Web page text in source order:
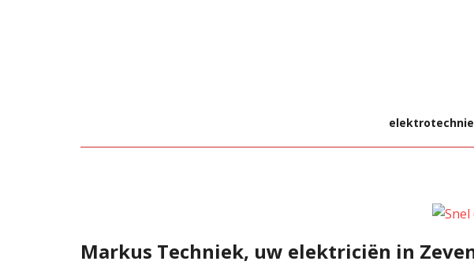
Markus Techniek, uw elektriciën in